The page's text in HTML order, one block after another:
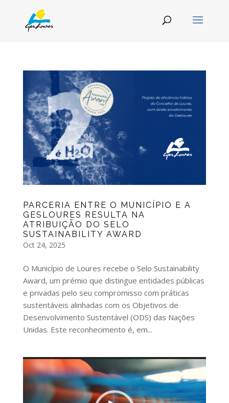
PARCERIA ENTRE O MUNICÍPIO E A
GESLOURES RESULTA NA
ATRIBUIÇÃO DO SELO
SUSTAINABILITY AWARD
Oct 24, 2025
O Município de Loures recebe o Selo Sustainability
Award, um prémio que distingue entidades públicas
e privadas pelo seu compromisso com práticas
sustentáveis alinhadas com os Objetivos de
Desenvolvimento Sustentável (ODS) das Nações
Unidas. Este reconhecimento é, em...
Video
Player